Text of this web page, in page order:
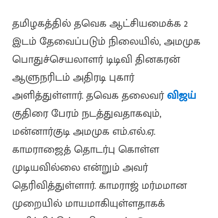
தமிழகத்தில் தவெக ஆட்சியமைக்க 2
இடம் தேவைப்படும் நிலையில், அமமுக
பொதுச்செயலாளர் டிடிவி தினகரன்
ஆளுநரிடம் அதிரடி புகார்
அளித்துள்ளார். தவெக தலைவர்விஜய்
குதிரை பேரம் நடத்துவதாகவும்,
மன்னார்குடி அமமுக எம்.எல்.ஏ.
காமராஜைத் தொடர்பு கொள்ள
முடியவில்லை என்றும் அவர்
தெரிவித்துள்ளார். காமராஜ் மர்மமான
முறையில் மாயமாகியுள்ளதாகக்